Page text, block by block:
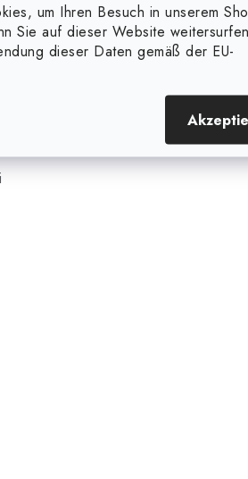
um Ihren Besuch in unserem
Sie auf dieser Website
dieser Daten gemäß der EU-
Gewicht